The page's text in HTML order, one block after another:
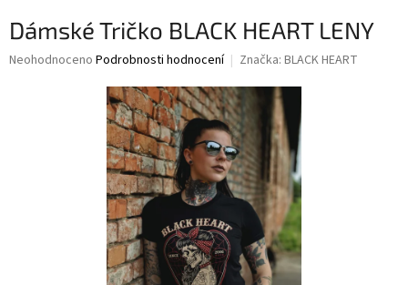
Dámské Tričko BLACK HEART LENY
Průměrné
Neohodnoceno Podrobnosti hodnocení Značka: BLACK HEART